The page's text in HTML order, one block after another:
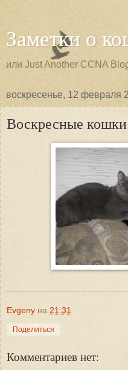
Заметки о
или Just Another CCNA
воскресенье, 12 февраля
Воскресные
Evgeny на 21:31
Поделиться
Комментариев нет: